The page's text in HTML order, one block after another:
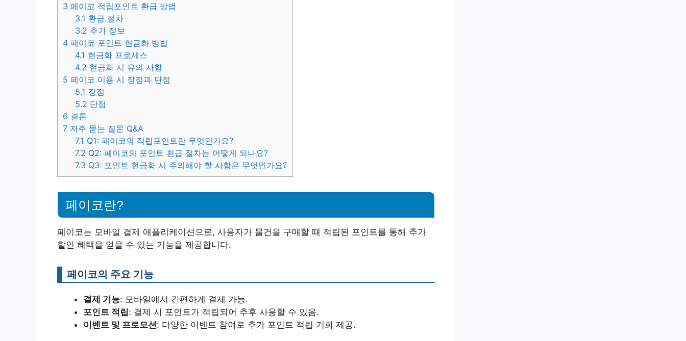
3 페이코 적립포인트 환급 방법
3.1 환급 절차
3.2 추가 정보
4 페이코 포인트 현금화 방법
4.1 현금화 프로세스
4.2 현금화 시 유의 사항
5 페이코 이용 시 장점과 단점
5.1 장점
5.2 단점
6 결론
7 자주 묻는 질문 Q&A
7.1 Q1: 페이코의 적립포인트란 무엇인가요?
7.2 Q2: 페이코의 포인트 환급 절차는 어떻게 되나요?
7.3 Q3: 포인트 현금화 시 주의해야 할 사항은 무엇인가요?
페이코란?
페이코는 모바일 결제 애플리케이션으로, 사용자가 물건을 구매할 때 적립된 포인트를 통해 추가
할인 혜택을 얻을 수 있는 기능을 제공합니다.
페이코의 주요 기능
결제 기능: 모바일에서 간편하게 결제 가능.
포인트 적립: 결제 시 포인트가 적립되어 추후 사용할 수 있음.
이벤트 및 프로모션: 다양한 이벤트 참여로 추가 포인트 적립 기회 제공.